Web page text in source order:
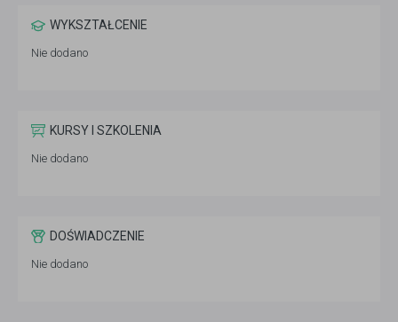
WYKSZTAŁCENIE
Nie dodano
KURSY I SZKOLENIA
Nie dodano
DOŚWIADCZENIE
Nie dodano